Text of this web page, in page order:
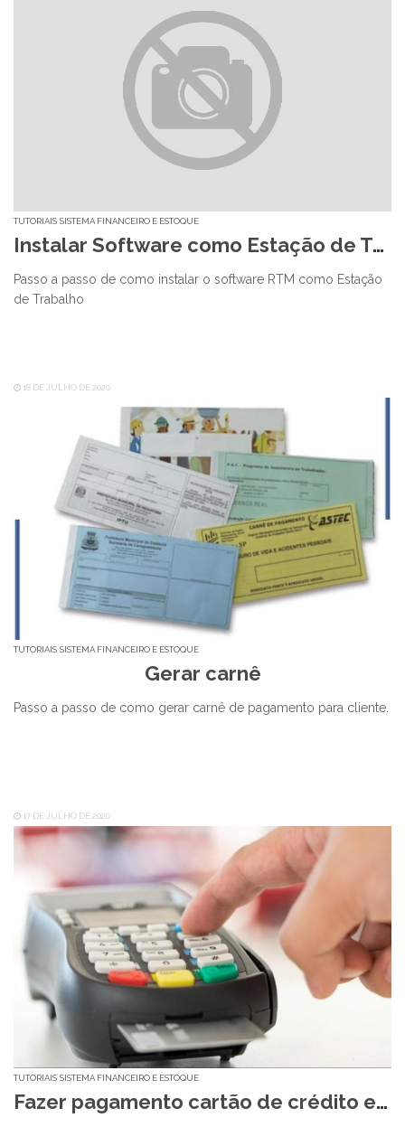
TUTORIAIS SISTEMA FINANCEIRO E ESTOQUE
Instalar Software como Estação de Trabalho
Passo a passo de como instalar o software RTM como Estação
de Trabalho
18 DE JULHO DE 2020
TUTORIAIS SISTEMA FINANCEIRO E ESTOQUE
Gerar carnê
Passo a passo de como gerar carnê de pagamento para cliente.
17 DE JULHO DE 2020
TUTORIAIS SISTEMA FINANCEIRO E ESTOQUE
Fazer pagamento cartão de crédito empresa